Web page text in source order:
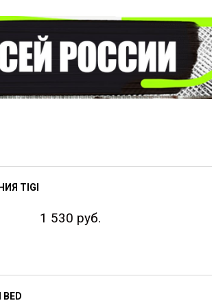
TIGI
1 530 руб.